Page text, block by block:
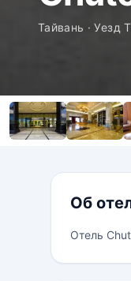
Тайвань · Уезд
Об
Отель